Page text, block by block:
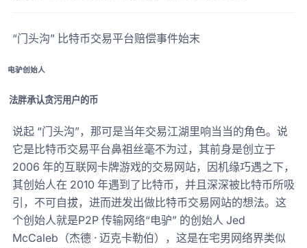
“门头沟” 比特币交易平台赔偿事件始末
电驴创始人
法胖承认贪污用户的币
说起 “门头沟”，那可是当年交易江湖里响当当的角色。说
它是比特币交易平台鼻祖丝毫不为过，其前身是创立于
2006 年的互联网卡牌游戏的交易网站，因机缘巧遇之下，
其创始人在 2010 年遇到了比特币，并且深深被比特币所吸
引，不可自拔，进而迸发出做比特币交易网站的想法。这
个创始人就是P2P 传输网络“电驴” 的创始人 Jed
McCaleb（杰德 · 迈克卡勒伯），这是在宅男网络界类似